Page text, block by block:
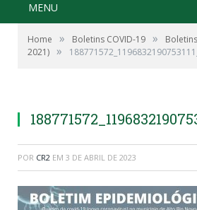
MENU
Home » Boletins COVID-19 »
2021) »
POR CR2 EM 3 DE ABRIL DE 2023